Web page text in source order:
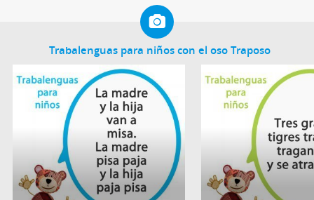
Trabalenguas para niños con el oso Traposo